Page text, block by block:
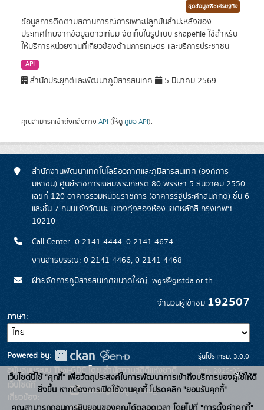
ชุดข้อมูลพืชเศรษฐกิจ
ข้อมูลการติดตามสถานการณ์การเพาะปลูกมันสำปะหลังของ
ประเทศไทยจากข้อมูลดาวเทียม จัดเก็บในรูปแบบ shapefile ใช้สำหรับ
ให้บริการหน่วยงานที่เกี่ยวข้องด้านการเกษตร และบริการประชาชน
API
สำนักประยุกต์และพัฒนาภูมิสารสนเทศ 5 มีนาคม 2569
คุณสามารถเข้าถึงคลังทาง API (ให้ดู คู่มือ API).
สำนักงานพัฒนาเทคโนโลยีอวกาศและภูมิสารสนเทศ (องค์การ
มหาชน) ศูนย์ราชการเฉลิมพระเกียรติ 80 พรรษา 5 ธันวาคม 2550
เลขที่ 120 อาคารรวมหน่วยราชการ (อาคารรัฐประศาสนภักดี) ชั้น 6
และชั้น 7 ถนนแจ้งวัฒนะ แขวงทุ่งสองห้อง เขตหลักสี่ กรุงเทพฯ
10210
Call Center: 0 2141 4444, 0 2141 4674
งานสารบรรณ: 0 2141 4466, 0 2141 4468
ฝ่ายจัดการภูมิสารสนเทศขนาดใหญ่: wgs@gistda.or.th
จำนวนผู้เข้าชม 192507
ภาษา
Powered by:
สนับสนุนระบบ Thai-GDC โดย สำนักงานสถิติแห่งชาติ
เว็บไซต์ที่
เกี่ยวข้อง:
ระบบบัญชีข้อมูลภาครัฐ
รุ่นโปรแกรม: 3.0.0
วันที่: 2025-06-
26
เว็บไซต์นี้ใช้ "คุกกี้" เพื่อวัตถุประสงค์ในการพัฒนาการเข้าถึงบริการของผู้ใช้ให้ดี
ยิ่งขึ้น หากต้องการเปิดใช้งานคุกกี้ โปรดคลิก "ยอมรับคุกกี้"
x